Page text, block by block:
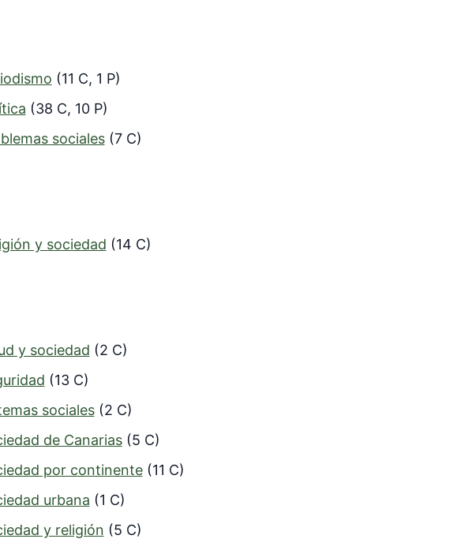
(11 C, 1 P)
(38 C, 10 P)
sociales (7 C)
y sociedad (14 C)
y sociedad (2 C)
(13 C)
sociales (2 C)
de Canarias (5 C)
por continente (11 C)
urbana (1 C)
y religión (5 C)